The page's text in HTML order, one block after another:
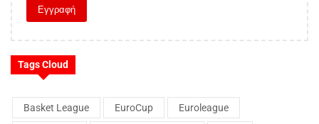
Tags Cloud
Basket League EuroCup Euroleague